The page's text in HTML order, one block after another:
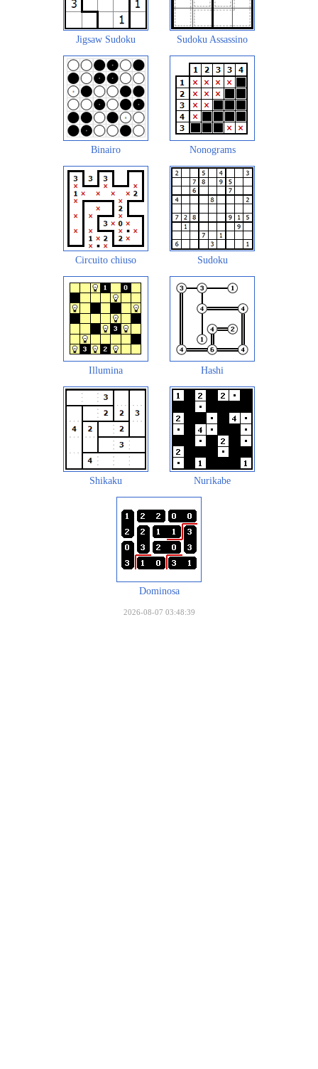
Jigsaw Sudoku Sudoku Assassino
Binairo Nonograms
Circuito chiuso Sudoku
Illumina Hashi
Shikaku Nurikabe
Dominosa
2026-08-07 03:48:39